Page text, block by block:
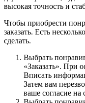
высокая точность и
Чтобы приобрести
заказать. Есть
сделать.
Выбрать
«Заказать». При
Вписать
Затем вам
ваше согласие